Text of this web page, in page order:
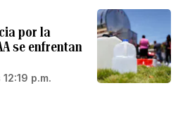
por la
se enfrentan
p.m.